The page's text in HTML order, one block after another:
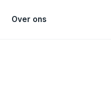
Over ons